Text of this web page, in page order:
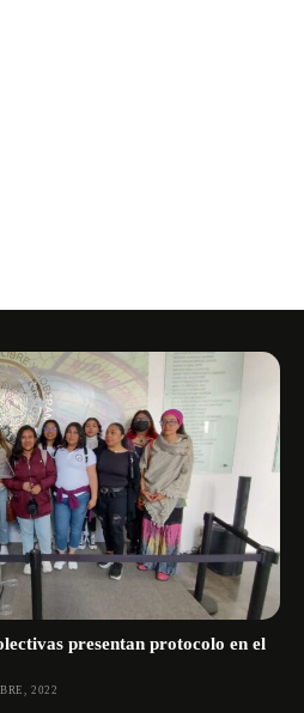
presentan protocolo en el
2022